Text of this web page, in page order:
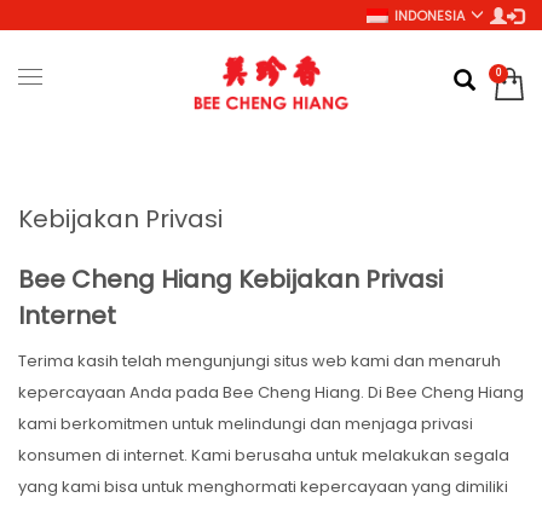
INDONESIA
Kebijakan Privasi
Bee Cheng Hiang Kebijakan Privasi
Internet
Terima kasih telah mengunjungi situs web kami dan menaruh
kepercayaan Anda pada Bee Cheng Hiang. Di Bee Cheng Hiang
kami berkomitmen untuk melindungi dan menjaga privasi
konsumen di internet. Kami berusaha untuk melakukan segala
yang kami bisa untuk menghormati kepercayaan yang dimiliki